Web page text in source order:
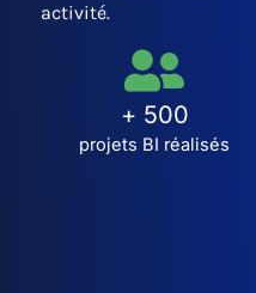
activité.
+ 500
projets BI réalisés